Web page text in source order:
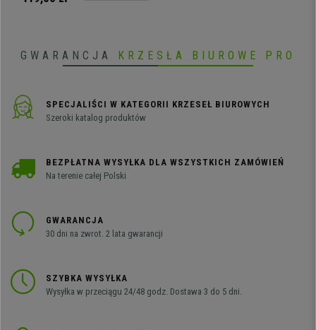
GWARANCJA KRZESŁA BIUROWE PRO
SPECJALIŚCI W KATEGORII KRZESEŁ BIUROWYCH
Szeroki katalog produktów
BEZPŁATNA WYSYŁKA DLA WSZYSTKICH ZAMÓWIEŃ
Na terenie całej Polski
GWARANCJA
30 dni na zwrot. 2 lata gwarancji
SZYBKA WYSYŁKA
Wysyłka w przeciągu 24/48 godz. Dostawa 3 do 5 dni.